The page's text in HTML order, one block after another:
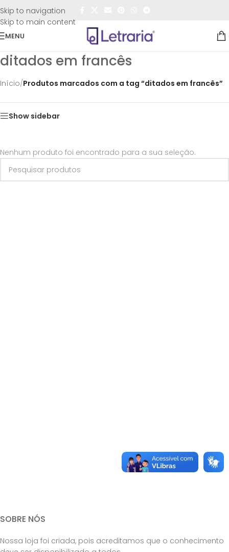
Skip to navigation
Skip to main content
FRETE GRÁTIS
MENU
ditados em francês
Início/Produtos marcados com a tag “ditados em francês”
Show sidebar
Nenhum produto foi encontrado para a sua seleção.
SOBRE NÓS
Nossa loja foi criada, pois acreditamos que o conhecimento